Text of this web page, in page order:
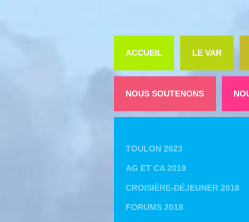
ACCUEIL LE VAR
NOUS SOUTENONS
TOULON 2023
AG ET CA 2019
CROISIÈRE-DÉJEUNER 2018
FORUMS 2018